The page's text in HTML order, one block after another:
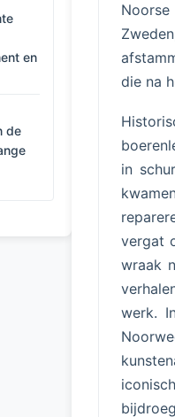
en
de
die na
in
vergat
wraak
werk.